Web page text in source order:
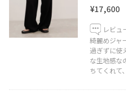
¥17,600
レビュ
綺麗めジャ
過ぎずに使
な生地感な
ちてくれて